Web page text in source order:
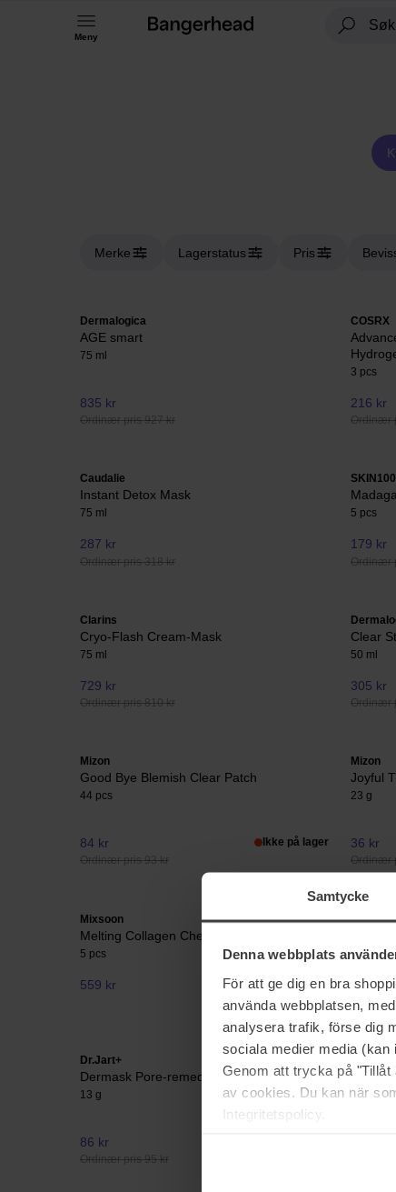
Samtycke
Denna webbplats
För att ge dig en bra
använda webbplatsen,
analysera trafik, förse dig
sociala medier media (kan
Genom att trycka på
av cookies. Du kan när
Integritetspolicy.
Meny
Merke Lagerstatus Pris
Dermalogica
AGE smart
75 ml
835 kr
Ordinær pris 927 kr
COSRX
3 pcs
216 kr
Ordinær
Caudalie
Instant Detox Mask
75 ml
287 kr
Ordinær pris 318 kr
5 pcs
179 kr
Ordinær
Clarins
Cryo-Flash Cream-Mask
75 ml
729 kr
Ordinær pris 810 kr
Clear
50 ml
305 kr
Ordinær
Mizon
Good Bye Blemish Clear Patch
44 pcs
84 kr
Ordinær pris 93 kr
Ikke på lager
Mizon
Joyful
23 g
36 kr
Ordinær
Mixsoon
Melting Collagen Cheek Film
5 pcs
559 kr
Sensai
60 ml
2 204
Dr.Jart+
Dermask Pore-remedy Purifying Mud Mask
13 g
86 kr
Ordinær pris 95 kr
The
50 ml